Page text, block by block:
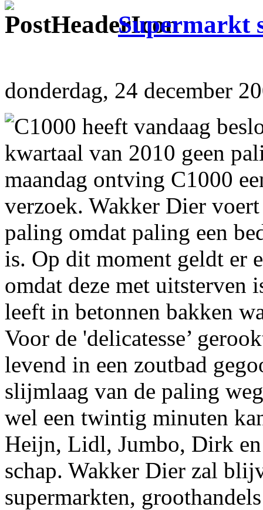
Supermarkt
donderdag, 24 december
C1000 heeft vandaag
kwartaal van 2010 geen
maandag ontving C1000
verzoek. Wakker Dier
paling omdat paling een
is. Op dit moment geldt er
omdat deze met uitsterven
leeft in betonnen bakken
Voor de 'delicatesse’
levend in een zoutbad
slijmlaag van de paling
wel een twintig minuten
Heijn, Lidl, Jumbo, Dirk
schap. Wakker Dier zal
supermarkten,